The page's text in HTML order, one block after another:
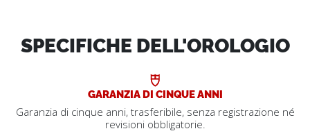
SPECIFICHE DELL'OROLOGIO
GARANZIA DI CINQUE ANNI
Garanzia di cinque anni, trasferibile, senza registrazione né
revisioni obbligatorie.